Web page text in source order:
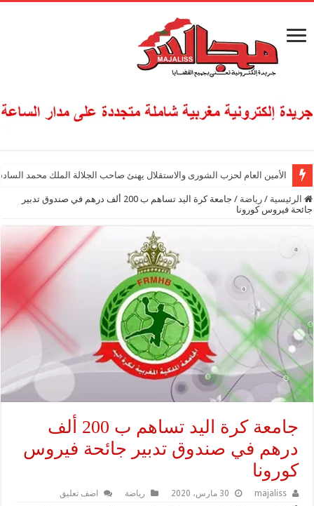
الأمين العام لحزب الشورى والاستقلال يهنئ صاحب الجلالة الملك محمد
الرئيسية / رياضة /
جامعة كرة اليد تساهم ب 200 ألف درهم في صندوق تدبير
جائحة فيروس كورونا
جامعة كرة اليد تساهم ب 200 ألف
درهم في صندوق تدبير جائحة فيروس
كورونا
majaliss 30 مارس، 2020 رياضة اضف تعليق